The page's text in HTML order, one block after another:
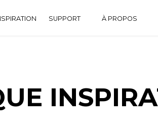
SUPPORT
À PROPOS